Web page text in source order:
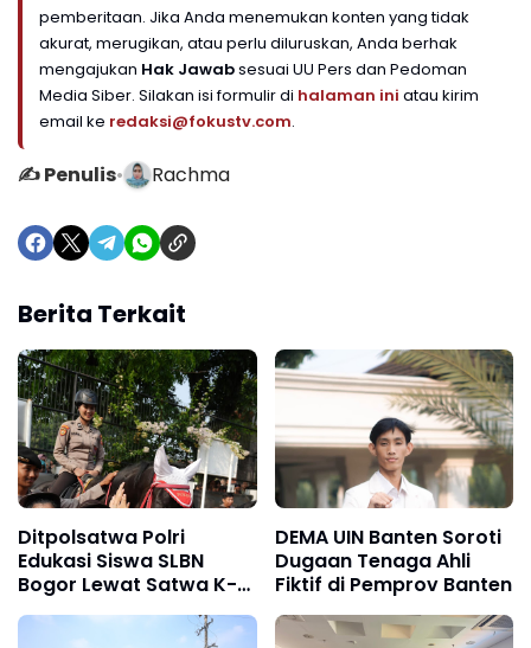
pemberitaan. Jika Anda menemukan konten yang tidak
akurat, merugikan, atau perlu diluruskan, Anda berhak
mengajukan Hak Jawabsesuai UU Pers dan Pedoman
Media Siber. Silakan isi formulir di halaman ini atau kirim
email ke redaksi@fokustv.com.
✍️ Penulis• Rachma
Berita Terkait
Ditpolsatwa Polri
Edukasi Siswa SLBN
Bogor Lewat Satwa K-9
dan Turangga
DEMA UIN Banten Soroti
Dugaan Tenaga Ahli
Fiktif di Pemprov Banten